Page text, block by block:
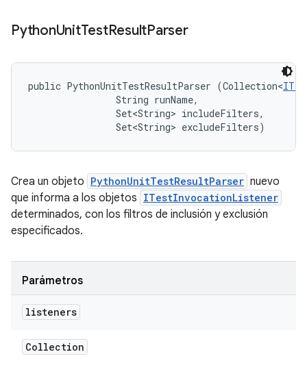
PythonUnitTestResultParser
public PythonUnitTestResultParser (Collection<
                String runName,
                Set<String> includeFilters,
                Set<String> excludeFilters)
Crea un objeto PythonUnitTestResultParser nuevo
que informa a los objetos ITestInvocationListener
determinados, con los filtros de inclusión y exclusión
especificados.
Parámetros
listeners
Collection